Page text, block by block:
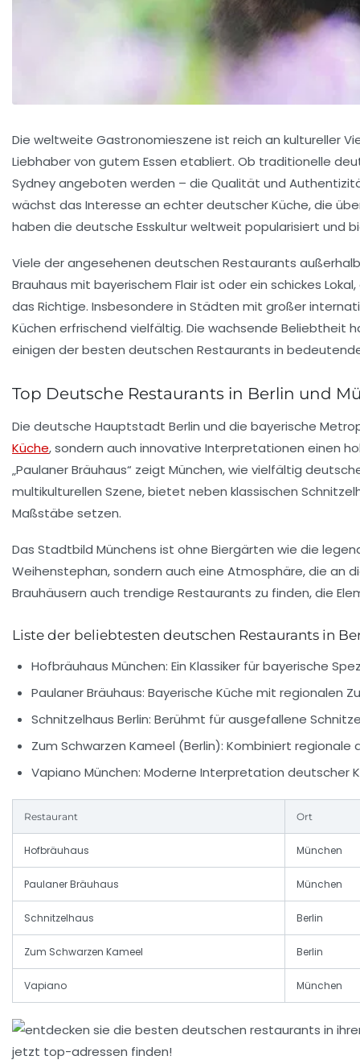
Die weltweite Gastronomieszene ist reich an kultureller
Liebhaber von gutem Essen etabliert. Ob traditionelle
Sydney angeboten werden – die Qualität und
wächst das Interesse an echter deutscher Küche, die
haben die deutsche Esskultur weltweit popularisiert und
Viele der angesehenen deutschen Restaurants
Brauhaus mit bayerischem Flair ist oder ein schickes
das Richtige. Insbesondere in Städten mit großer
Küchen erfrischend vielfältig. Die wachsende Beliebtheit
einigen der besten deutschen Restaurants in
Top Deutsche Restaurants in Berlin und
Die deutsche Hauptstadt Berlin und die bayerische
Küche, sondern auch innovative Interpretationen einen
„Paulaner Bräuhaus“ zeigt München, wie vielfältig
multikulturellen Szene, bietet neben klassischen
Maßstäbe setzen.
Das Stadtbild Münchens ist ohne Biergärten wie die
Weihenstephan, sondern auch eine Atmosphäre, die an
Brauhäusern auch trendige Restaurants zu finden, die
Liste der beliebtesten deutschen Restaurants in
Hofbräuhaus München: Ein Klassiker für bayerische
Paulaner Bräuhaus: Bayerische Küche mit regionalen
Schnitzelhaus Berlin: Berühmt für ausgefallene
Zum Schwarzen Kameel (Berlin): Kombiniert regionale
Vapiano München: Moderne Interpretation deutscher
Restaurant Ort
Hofbräuhaus München
Paulaner Bräuhaus München
Schnitzelhaus Berlin
Zum Schwarzen Kameel Berlin
Vapiano München